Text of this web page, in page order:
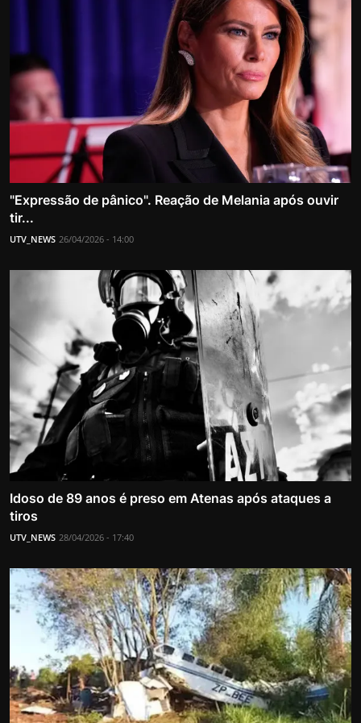
"Expressão de pânico". Reação de Melania após ouvir
tir...
UTV_NEWS 26/04/2026 - 14:00
Idoso de 89 anos é preso em Atenas após ataques a
tiros
UTV_NEWS 28/04/2026 - 17:40